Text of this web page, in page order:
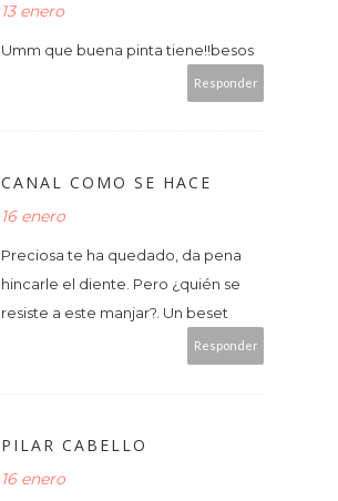
13 enero
Umm que buena pinta tiene!!besos
Responder
CANAL COMO SE HACE
16 enero
Preciosa te ha quedado, da pena
hincarle el diente. Pero ¿quién se
resiste a este manjar?. Un beset
Responder
PILAR CABELLO
16 enero